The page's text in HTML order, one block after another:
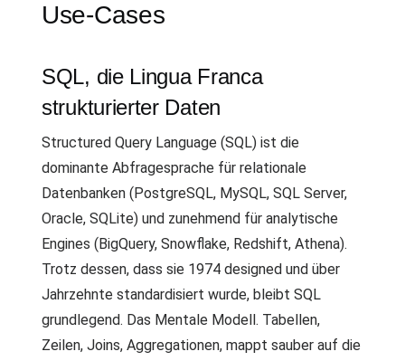
Use-Cases
SQL, die Lingua Franca
strukturierter Daten
Structured Query Language (SQL) ist die
dominante Abfragesprache für relationale
Datenbanken (PostgreSQL, MySQL, SQL Server,
Oracle, SQLite) und zunehmend für analytische
Engines (BigQuery, Snowflake, Redshift, Athena).
Trotz dessen, dass sie 1974 designed und über
Jahrzehnte standardisiert wurde, bleibt SQL
grundlegend. Das Mentale Modell. Tabellen,
Zeilen, Joins, Aggregationen, mappt sauber auf die